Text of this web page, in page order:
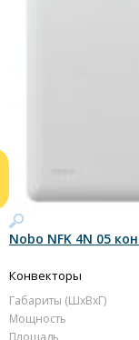
Nobo NFK 4N 05
Конвекторы
Габариты (ШxВxГ)
Мощность
Площадь